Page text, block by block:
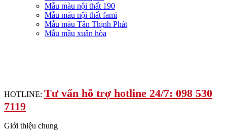
Mẫu màu nội thất 190
Mẫu màu nội thất fami
Mẫu màu Tân Thịnh Phát
Mẫu mầu xuân hòa
HOTLINE: Tư vấn hỗ trợ hotline 24/7: 098 530
7119
Giới thiệu chung